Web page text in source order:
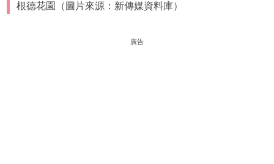
根德花園（圖片來源：新傳媒資料庫）
廣告